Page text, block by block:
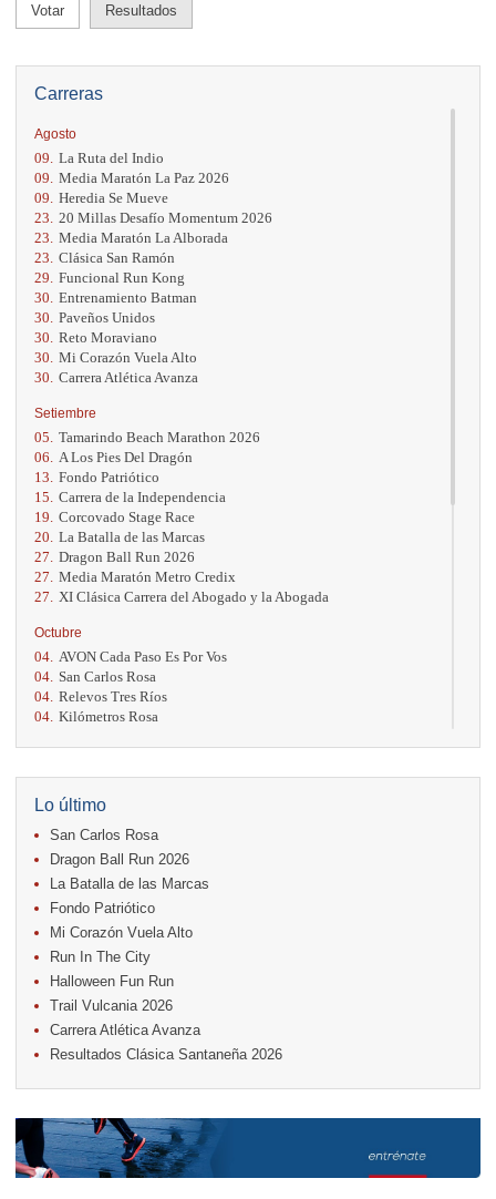
Carreras
Agosto
09. La Ruta del Indio
09. Media Maratón La Paz 2026
09. Heredia Se Mueve
23. 20 Millas Desafío Momentum 2026
23. Media Maratón La Alborada
23. Clásica San Ramón
29. Funcional Run Kong
30. Entrenamiento Batman
30. Paveños Unidos
30. Reto Moraviano
30. Mi Corazón Vuela Alto
30. Carrera Atlética Avanza
Setiembre
05. Tamarindo Beach Marathon 2026
06.
A Los Pies Del Dragón
13. Fondo Patriótico
15. Carrera de la Independencia
19. Corcovado Stage Race
20. La Batalla de las Marcas
27. Dragon Ball Run 2026
27. Media Maratón Metro Credix
27.
XI Clásica Carrera del Abogado y la Abogada
Octubre
04. AVON Cada Paso Es Por Vos
04. San Carlos Rosa
04. Relevos Tres Ríos
04. Kilómetros Rosa
18. Casa Turire Trail Run
18.
Warriors Run Circuit
18. Samsung Jacó Beach Half Marathon 2026
25. KRun by Under Armour
25. Run Alajuela
31.
Halloween Fun Run
Noviembre
08. Lindora Run
15. Entre Pan y Rosas
Diciembre
Trail Vulcania 2026
12. Media Maratón Puntarenas 2026
Lo último
San Carlos Rosa
Dragon Ball Run 2026
La Batalla de las Marcas
Fondo Patriótico
Mi Corazón Vuela Alto
Run In The City
Halloween Fun Run
Trail Vulcania 2026
Carrera Atlética Avanza
Resultados Clásica Santaneña 2026
Votar Resultados